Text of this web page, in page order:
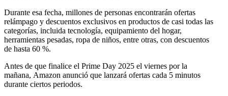
Durante esa fecha, millones de personas encontrarán ofertas
relámpago y descuentos exclusivos en productos de casi todas las
categorías, incluida tecnología, equipamiento del hogar,
herramientas pesadas, ropa de niños, entre otras, con descuentos
de hasta 60 %.
Antes de que finalice el Prime Day 2025 el viernes por la
mañana, Amazon anunció que lanzará ofertas cada 5 minutos
durante ciertos periodos.